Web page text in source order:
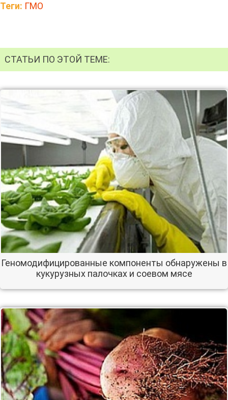
Теги: ГМО
СТАТЬИ ПО ЭТОЙ ТЕМЕ:
Геномодифицированные компоненты обнаружены в
кукурузных палочках и соевом мясе